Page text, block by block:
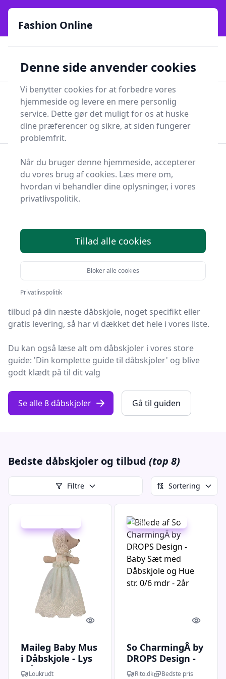
Fashion Online - Din genvej til stil, trends og smarte fund
online siden 2017
Lynhurtig levering ⭐⭐⭐⭐⭐✨981 forskellige produkttyper
Fashion Online
Søg
Forside Tøj og Accessories Tøj
Kjoler
Dåbskjole
Bedste dåbskjoler og
Fashion Online er stedet at finde dåbskjoler. Vi har
samlet 8 top-produkter, så du hurtigt kan vælge det
bedste.
Uanset om du søger den bedste kvalitet, et prisvenligt
tilbud på din næste dåbskjole, noget specifikt eller
gratis levering, så har vi dækket det hele i vores liste.
Du kan også læse alt om dåbskjoler i vores store
guide: 'Din komplette guide til dåbskjoler' og blive
godt klædt på til dit valg
Se alle 8 dåbskjoler Gå til guiden
Bedste dåbskjoler og tilbud (top 8)
Filtre Sortering
Quick look
Maileg Baby Mus
i Dåbskjole - Lys
BlåLoukrudt
Udsalg - spar 31 %
Quick
So CharmingÂ by
DROPS Design -
Baby Sæt med
Rito.dk Bedste pris
Fashion Online
Denne side anvender cookies
Vi benytter cookies for at forbedre vores
hjemmeside og levere en mere personlig
service. Dette gør det muligt for os at huske
dine præferencer og sikre, at siden fungerer
problemfrit.
Når du bruger denne hjemmeside, accepterer
du vores brug af cookies. Læs mere om,
hvordan vi behandler dine oplysninger, i vores
privatlivspolitik.
Tillad alle cookies
Bloker alle cookies
Privatlivspolitik